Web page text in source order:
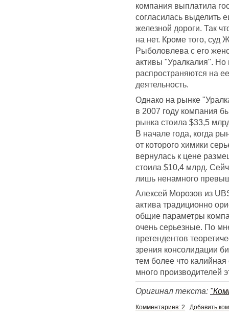
компания выплатила
согласилась выделить
железной дороги. Так
на нет. Кроме того,
Рыболовлева с его
активы "Уралкалия". Но
распространяются на
деятельность.
Однако на рынке
в 2007 году компания
рынка стоила $33,5
В начале года, когда
от которого химики
вернулась к цене
стоила $10,4 млрд.
лишь ненамного
Алексей Морозов из
актива традиционно
общие параметры
очень серьезные. По
претендентов
зрения консолидации
тем более что
много производителей
Оригинал текста:
Комментариев: 2 Добавить